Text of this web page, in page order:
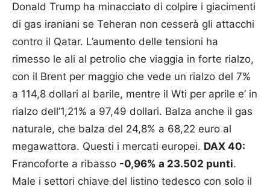
Donald Trump ha minacciato di colpire i giacimenti
di gas iraniani se Teheran non cesserà gli attacchi
contro il Qatar. L’aumento delle tensioni ha
rimesso le ali al petrolio che viaggia in forte rialzo,
con il Brent per maggio che vede un rialzo del 7%
a 114,8 dollari al barile, mentre il Wti per aprile e’ in
rialzo dell’1,21% a 97,49 dollari. Balza anche il gas
naturale, che balza del 24,8% a 68,22 euro al
megawattora. Questi i mercati europei. DAX 40:
Francoforte a ribasso -0,96% a 23.502 punti.
Male i settori chiave del listino tedesco con solo il